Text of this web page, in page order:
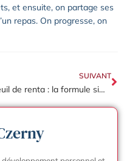
et ensuite, on partage ses
repas. On progresse, on
SUIVANT
Seuil de renta : la formule simple pour calculer le point mort